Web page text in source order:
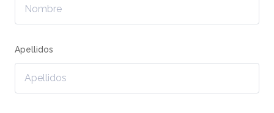
Apellidos